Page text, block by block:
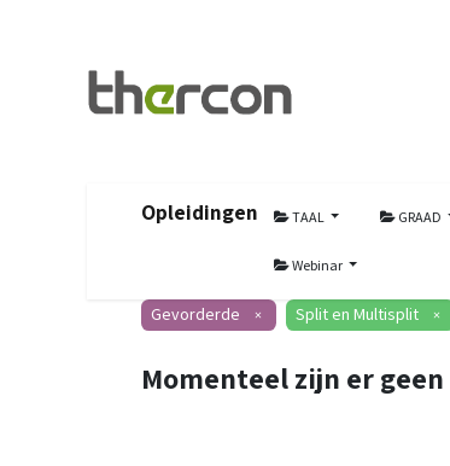
Opleidingen TAAL GRAAD
Webinar
Gevorderde × Split en Multisplit ×
Momenteel zijn er